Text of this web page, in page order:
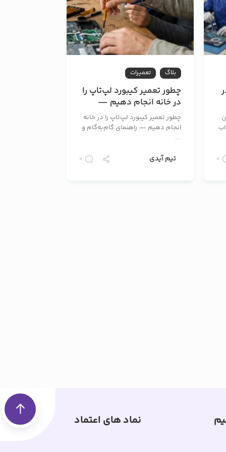
0
بلاگ تعمیرات
چطور تعمیر کیبورد لپ‌تاپ را
در خانه انجام دهیم —
راهنمای گام‌به‌گام و ایمن
چطور تعمیر کیبورد لپ‌تاپ را در خانه
انجام دهیم — راهنمای گام‌به‌گام و
...
تیم آیدی 0
نماد های اعتماد